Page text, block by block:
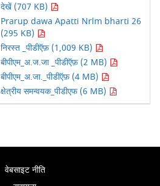
देखें (707 KB)
Prarup dawa Apatti Nrlm bharti 26
(295 KB)
निरस्त _पीडीऍफ़ (1,009 KB)
बीपीएम_अ.ज.जा _पीडीऍफ़ (2 MB)
बीपीएम_अ.जा._पीडीऍफ़ (4 MB)
क्षेत्रीय समन्वयक_पीडीएफ (6 MB)
वेबसाइट नीति